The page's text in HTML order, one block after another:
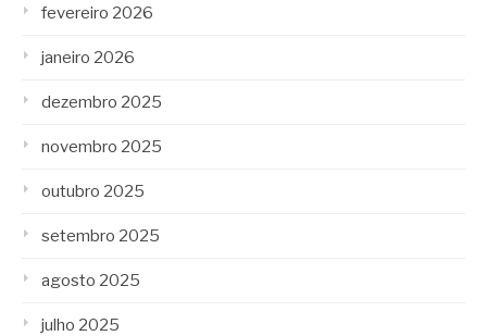
fevereiro 2026
janeiro 2026
dezembro 2025
novembro 2025
outubro 2025
setembro 2025
agosto 2025
julho 2025